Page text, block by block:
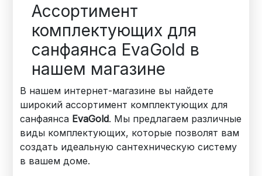
Ассортимент
комплектующих для
санфаянса EvaGold в
нашем магазине
В нашем интернет-магазине вы найдете
широкий ассортимент комплектующих для
санфаянса EvaGold. Мы предлагаем различные
виды комплектующих, которые позволят вам
создать идеальную сантехническую систему
в вашем доме.